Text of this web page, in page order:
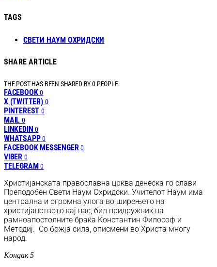
TAGS
СВЕТИ НАУМ ОХРИДСКИ
SHARE ARTICLE
THE POST HAS BEEN SHARED BY0 PEOPLE.
FACEBOOK 0
X (TWITTER) 0
PINTEREST 0
MAIL 0
LINKEDIN 0
WHATSAPP 0
FACEBOOK MESSENGER 0
VIBER 0
TELEGRAM 0
Христијанската православна црква денеска го слави
Преподобен Свети Наум Охридски. Учителот Наум има
централна и огромна улога во ширењето на
христијанството кај нас, бил придружник на
рамноапостолните браќа Константин Философ и
Методиј. Со божја сила, описмени во Христа многу
народ.
Кондак 5